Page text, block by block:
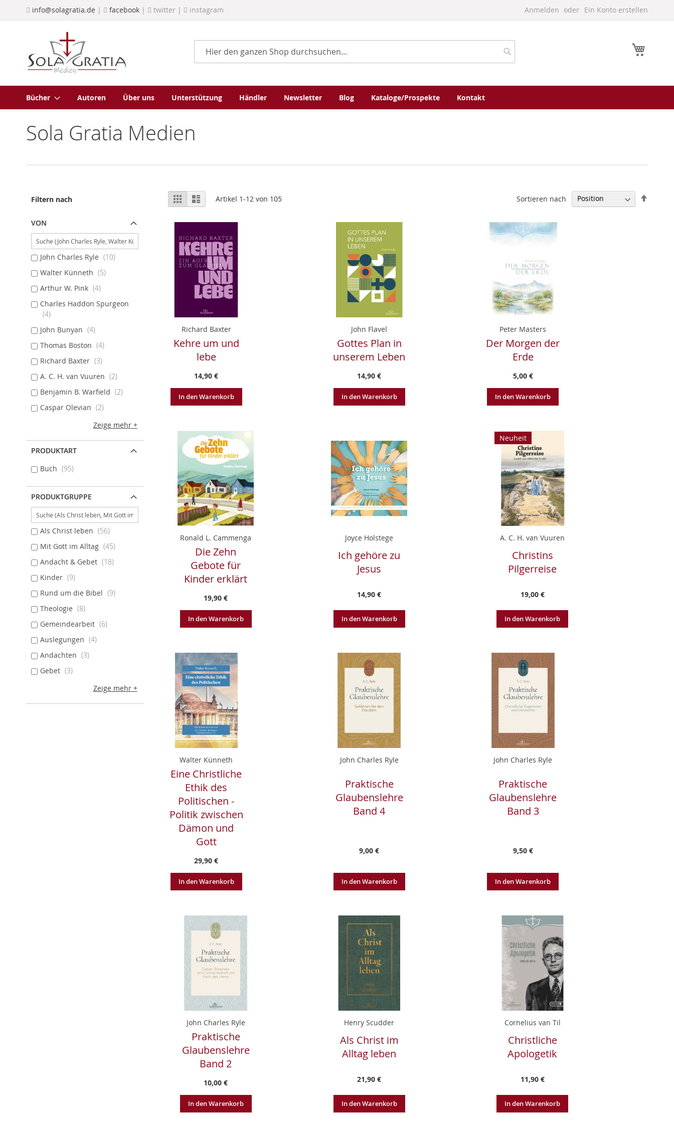
Direkt
Anmelden Ein Konto erstellen
info@solagratia.de | facebook | twitter | instagram
Suche
Suche
Bücher Autoren Über uns Unterstützung Händler Newsletter Blog Kataloge/Prospekte Kontakt
Sola Gratia Medien
Ansicht
als
RasterListe Artikel 1-12 von 105 Sortieren nach
Richard Baxter
Kehre um und
lebe
14,90 €
In den Warenkorb
John Flavel
Gottes Plan in
unserem Leben
14,90 €
In den Warenkorb
Peter Masters
Der Morgen der
Erde
5,00 €
In den Warenkorb
Ronald L. Cammenga
Die Zehn
Gebote für
Kinder erklärt
19,90 €
In den Warenkorb
Joyce Holstege
Ich gehöre zu
Jesus
14,90 €
In den Warenkorb
Neuheit
A. C. H. van Vuuren
Christins
Pilgerreise
19,00 €
In den Warenkorb
Walter Künneth
Eine Christliche
Ethik des
Politischen -
Politik zwischen
Dämon und
Gott
29,90 €
In den Warenkorb
John Charles Ryle
Praktische
Glaubenslehre
Band 4
9,00 €
In den Warenkorb
John Charles Ryle
Praktische
Glaubenslehre
Band 3
9,50 €
In den Warenkorb
John Charles Ryle
Praktische
Glaubenslehre
Band 2
10,00 €
In den Warenkorb
Henry Scudder
Als Christ im
Alltag leben
21,90 €
In den Warenkorb
Cornelius van Til
Christliche
Apologetik
11,90 €
In den Warenkorb
Filtern nach
VON
John Charles Ryle
10
Walter Künneth
5
Arthur W. Pink
4
Charles Haddon Spurgeon
4
John Bunyan
4
Thomas Boston
4
Richard Baxter
3
A. C. H. van Vuuren
2
Benjamin B. Warfield
2
Caspar Olevian
2
Zeige mehr
PRODUKTART
Buch
95
PRODUKTGRUPPE
Als Christ leben
56
Mit Gott im Alltag
45
Andacht & Gebet
18
Kinder
9
Rund um die Bibel
9
Theologie
8
Gemeindearbeit
6
Auslegungen
4
Andachten
3
Gebet
3
Zeige mehr